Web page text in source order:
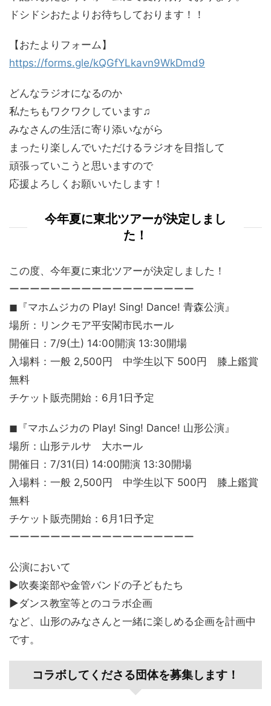
ドシドシおたよりお待ちしております！！
【おたよりフォーム】
https://forms.gle/kQGfYLkavn9WkDmd9
どんなラジオになるのか
私たちもワクワクしています♫
みなさんの生活に寄り添いながら
まったり楽しんでいただけるラジオを目指して
頑張っていこうと思いますので
応援よろしくお願いいたします！
今年夏に東北ツアーが決定しまし
た！
この度、今年夏に東北ツアーが決定しました！
ーーーーーーーーーーーーーーーーーー
◼︎『マホムジカの Play! Sing! Dance! 青森公演』
場所：リンクモア平安閣市民ホール
開催日：7/9(土) 14:00開演 13:30開場
入場料：一般 2,500円 中学生以下 500円 膝上鑑賞
無料
チケット販売開始：6月1日予定
◼︎『マホムジカの Play! Sing! Dance! 山形公演』
場所：山形テルサ 大ホール
開催日：7/31(日) 14:00開演 13:30開場
入場料：一般 2,500円 中学生以下 500円 膝上鑑賞
無料
チケット販売開始：6月1日予定
ーーーーーーーーーーーーーーーーーー
公演において
▶︎吹奏楽部や金管バンドの子どもたち
▶︎ダンス教室等とのコラボ企画
など、山形のみなさんと一緒に楽しめる企画を計画中
です。
コラボしてくださる団体を募集します！